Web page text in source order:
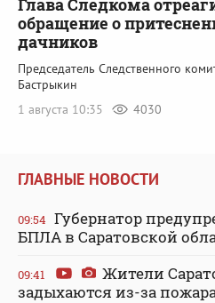
Глава Следкома
обращение о
дачников
Председатель Следственного
Бастрыкин
1 августа 10:35
4030
ГЛАВНЫЕ НОВОСТИ
09:54 Губернатор
БПЛА в Саратовской
09:41
Жители
задыхаются из-за